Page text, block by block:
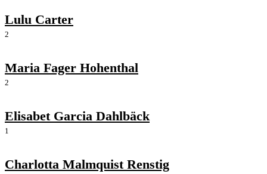
Lulu Carter
2
Maria Fager Hohenthal
2
Elisabet Garcia Dahlbäck
1
Charlotta Malmquist Renstig